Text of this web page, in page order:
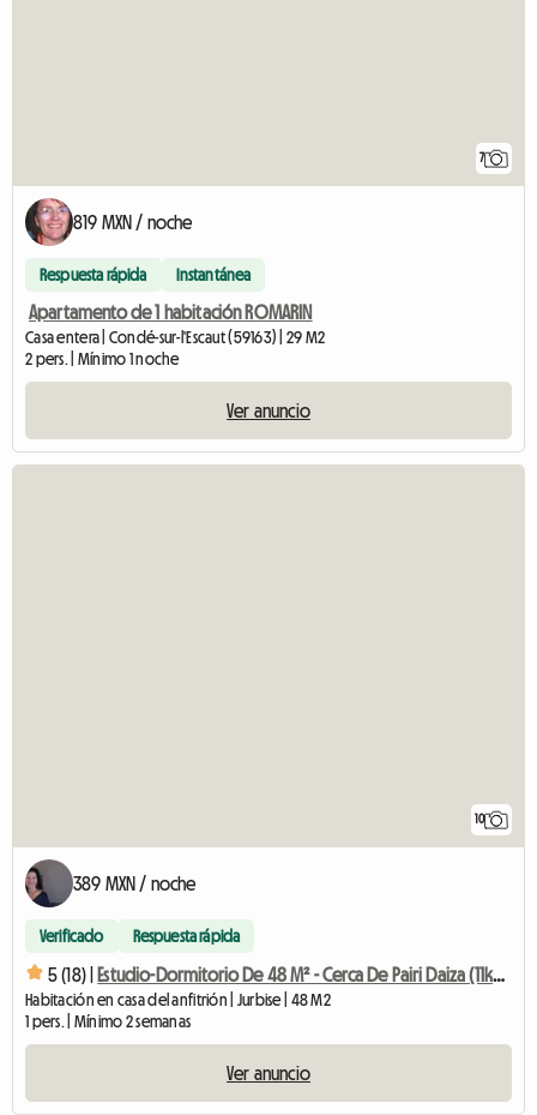
7
819 MXN / noche
Respuesta rápida Instantánea
Apartamento de 1 habitación ROMARIN
Casa entera | Condé-sur-l'Escaut (59163) | 29 M2
2 pers. | Mínimo 1 noche
Ver anuncio
10
389 MXN / noche
Verificado Respuesta rápida
5 (18) | Estudio-Dormitorio De 48 M² - Cerca De Pairi Daiza (11kms)
Habitación en casa del anfitrión | Jurbise | 48 M2
1 pers. | Mínimo 2 semanas
Ver anuncio